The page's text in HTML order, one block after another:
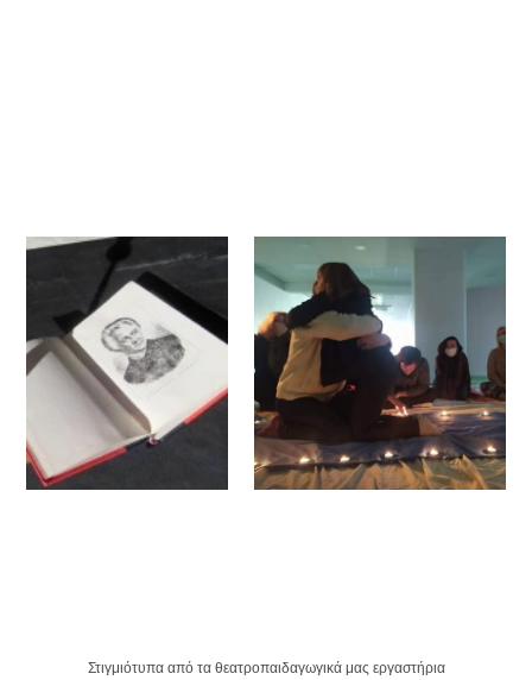
Στιγμιότυπα από τα θεατροπαιδαγωγικά μας εργαστήρια